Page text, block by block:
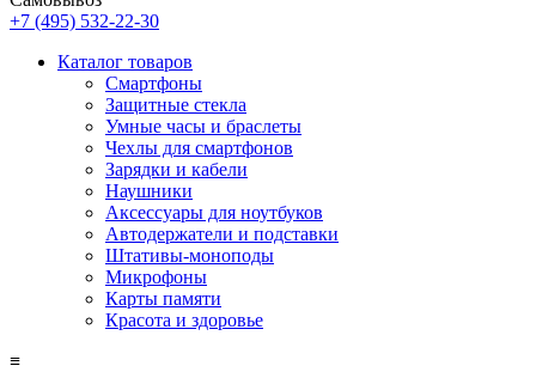
+7 (495) 532-22-30
Каталог товаров
Смартфоны
Защитные стекла
Умные часы и браслеты
Чехлы для смартфонов
Зарядки и кабели
Наушники
Аксессуары для ноутбуков
Автодержатели и подставки
Штативы-моноподы
Микрофоны
Карты памяти
Красота и здоровье
≡